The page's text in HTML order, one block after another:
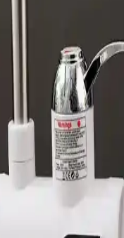
Mutfak
ile 10 fonksiyonlu
ederek mutfakta
İçin Basit
için basit döner düğmeli
Bu cihazlar,
yemek hazırlamayı
Izgaralarının
Avantajları